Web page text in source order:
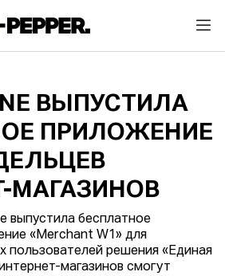
ВЫПУСТИЛА
ПРИЛОЖЕНИЕ
МАГАЗИНОВ
выпустила бесплатное
«Merchant W1» для
пользователей решения «Единая
магазинов смогут